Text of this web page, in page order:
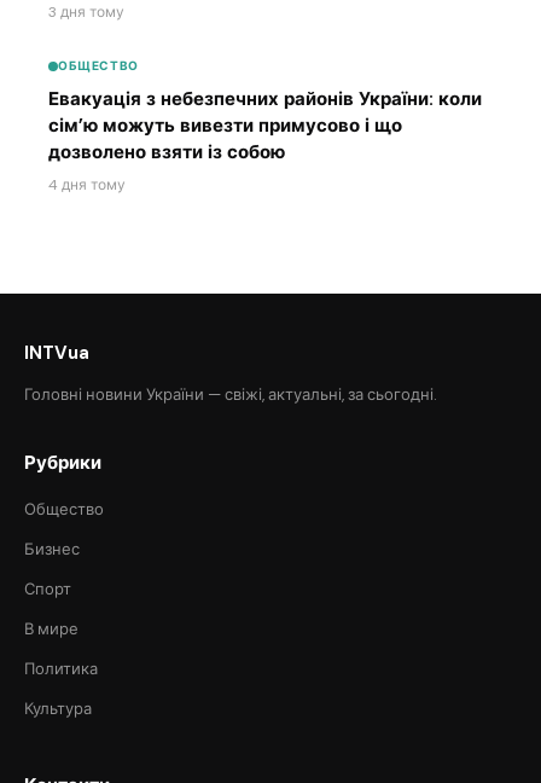
3 дня тому
ОБЩЕСТВО
Евакуація з небезпечних районів України: коли
сім’ю можуть вивезти примусово і що
дозволено взяти із собою
4 дня тому
INTVua
Головні новини України — свіжі, актуальні, за сьогодні.
Рубрики
Общество
Бизнес
Спорт
В мире
Политика
Культура